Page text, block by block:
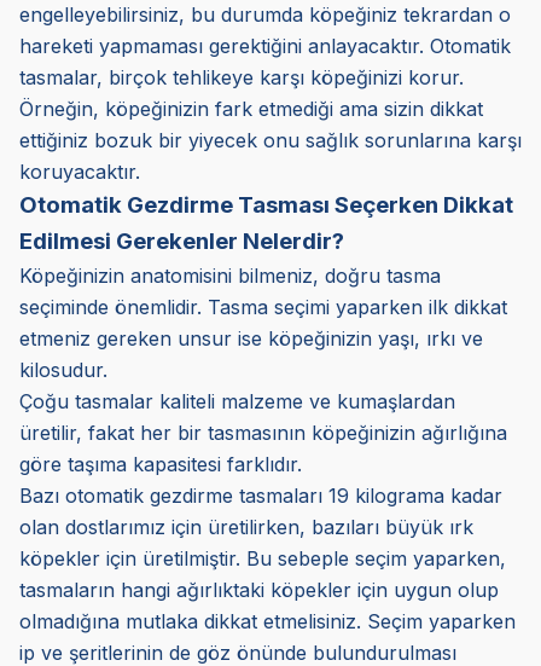
engelleyebilirsiniz, bu durumda köpeğiniz tekrardan o
hareketi yapmaması gerektiğini anlayacaktır. Otomatik
tasmalar, birçok tehlikeye karşı köpeğinizi korur.
Örneğin, köpeğinizin fark etmediği ama sizin dikkat
ettiğiniz bozuk bir yiyecek onu sağlık sorunlarına karşı
koruyacaktır.
Otomatik Gezdirme Tasması Seçerken Dikkat
Edilmesi Gerekenler Nelerdir?
Köpeğinizin anatomisini bilmeniz, doğru tasma
seçiminde önemlidir. Tasma seçimi yaparken ilk dikkat
etmeniz gereken unsur ise köpeğinizin yaşı, ırkı ve
kilosudur.
Çoğu tasmalar kaliteli malzeme ve kumaşlardan
üretilir, fakat her bir tasmasının köpeğinizin ağırlığına
göre taşıma kapasitesi farklıdır.
Bazı otomatik gezdirme tasmaları 19 kilograma kadar
olan dostlarımız için üretilirken, bazıları büyük ırk
köpekler için üretilmiştir. Bu sebeple seçim yaparken,
tasmaların hangi ağırlıktaki köpekler için uygun olup
olmadığına mutlaka dikkat etmelisiniz. Seçim yaparken
ip ve şeritlerinin de göz önünde bulundurulması